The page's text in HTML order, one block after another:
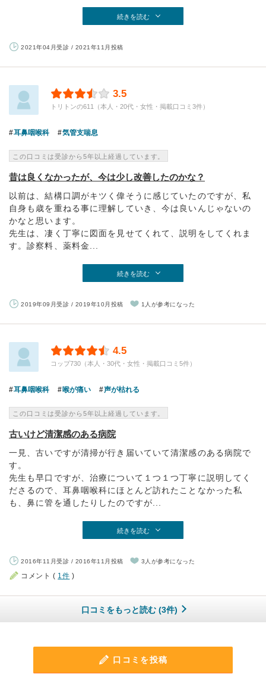
続きを読む
2021年04月受診 / 2021年11月投稿
3.5
トリトンの611（本人・20代・女性・掲載口コミ3件）
耳鼻咽喉科 気管支喘息
この口コミは受診から5年以上経過しています。
昔は良くなかったが、今は少し改善したのかな？
以前は、結構口調がキツく偉そうに感じていたのですが、私
自身も歳を重ねる事に理解していき、今は良いんじゃないの
かなと思います。
先生は、凄く丁寧に図面を見せてくれて、説明をしてくれま
す。診察料、薬料金...
続きを読む
2019年09月受診 / 2019年10月投稿 1人が参考になった
4.5
コップ730（本人・30代・女性・掲載口コミ5件）
耳鼻咽喉科 喉が痛い 声が枯れる
この口コミは受診から5年以上経過しています。
古いけど清潔感のある病院
一見、古いですが清掃が行き届いていて清潔感のある病院で
す。
先生も早口ですが、治療について１つ１つ丁寧に説明してく
ださるので、耳鼻咽喉科にほとんど訪れたことなかった私
も、鼻に管を通したりしたのですが...
続きを読む
2016年11月受診 / 2016年11月投稿 3人が参考になった
コメント ( 1件 )
口コミをもっと読む (3件)
口コミを投稿